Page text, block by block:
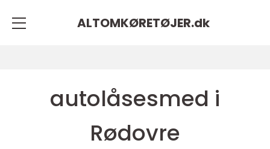
ALTOMKØRETØJER.dk
autolåsesmed i
Rødovre